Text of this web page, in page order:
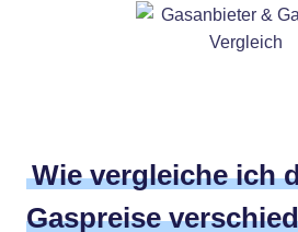
Wie vergleiche ich
Gaspreise